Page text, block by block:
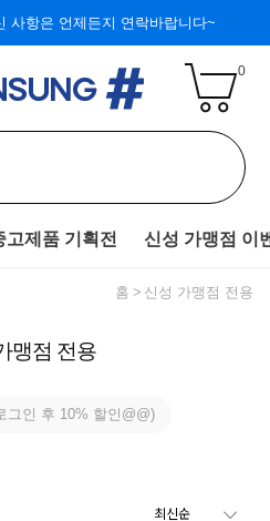
사항은 언제든지 연락바랍니다~
0
고제품 기획전 신성 가맹점 이
홈 신성 가맹점 전용
맹점 전용
그인 후 10% 할인@@)